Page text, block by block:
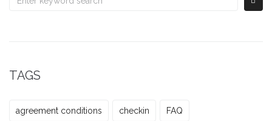
TAGS
agreement conditions checkin FAQ